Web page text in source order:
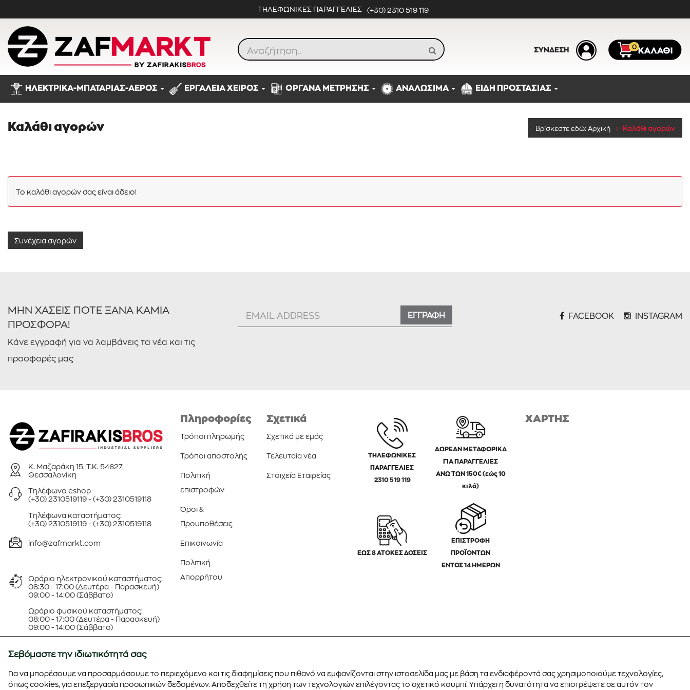
ΤΗΛΕΦΩΝΙΚΕΣ ΠΑΡΑΓΓΕΛΙΕΣ (+30) 2310 519 119
ΣΥΝΔΕΣΗ 0
Προϊόντα Κατηγορίες
ΗΛΕΚΤΡΙΚΑ-ΜΠΑΤΑΡΙΑΣ-ΑΕΡΟΣ ΕΡΓΑΛΕΙΑ ΧΕΙΡΟΣ ΟΡΓΑΝΑ ΜΕΤΡΗΣΗΣ ΑΝΑΛΩΣΙΜΑ ΕΙΔΗ ΠΡΟΣΤΑΣΙΑΣ
Καλάθι αγορών Βρίσκεστε εδώ: Αρχική Καλάθι αγορών
Το καλάθι αγορών σας είναι άδειο!
Συνέχεια αγορών
ΜΗΝ ΧΑΣΕΙΣ ΠΟΤΕ ΞΑΝΑ ΚΑΜΙΑ
ΠΡΟΣΦΟΡΑ!
Κάνε εγγραφή για να λαμβάνεις τα νέα και τις
προσφορές μας
ΕΓΓΡΑΦΗ FACEBOOK INSTAGRAM
Κ. Μαζαράκη 15, Τ.Κ. 54627,
Θεσσαλονίκη
Τηλέφωνo eshop
(+30) 2310519119- (+30) 2310519118
Τηλέφωνa καταστήματος:
(+30) 2310519119- (+30) 2310519118
info@zafmarkt.com
Ωράριο ηλεκτρονικού καταστήματος:
08:30 - 17:00 (Δευτέρα - Παρασκευή)
09:00 - 14:00 (Σάββατο)
Ωράριο φυσικού καταστήματος:
08:00 - 17:00 (Δευτέρα - Παρασκευή)
09:00 - 14:00 (Σάββατο)
Οι τιμές στο φυσικό μας κατάστημα
ενδέχεται να είναι διαφορετικές από
καταστήματος.
Πληροφορίες
Τρόποι πληρωμής
Τρόποι αποστολής
Πολιτική
επιστροφών
Όροι &
Προυποθέσεις
Επικοινωνία
Πολιτική
Απορρήτου
Σχετικά
Σχετικά με εμάς
Τελευταία νέα
Στοιχεία Εταιρείας
ΤΗΛΕΦΩΝΙΚΕΣ
ΠΑΡΑΓΓΕΛΙΕΣ
2310 519 119
ΔΩΡΕΑΝ ΜΕΤΑΦΟΡΙΚΑ
ΓΙΑ ΠΑΡΑΓΓΕΛΙΕΣ
ΑΝΩ ΤΩΝ 150€ (εώς 10
κιλά)
ΕΩΣ 8 ΑΤΟΚΕΣ ΔΟΣΕΙΣ
ΕΠΙΣΤΡΟΦΗ
ΠΡΟΪΟΝΤΩΝ
ΕΝΤΟΣ 14 ΗΜΕΡΩΝ
ΧΑΡΤΗΣ
Σεβόμαστε την ιδιωτικότητά σας
Για να μπορέσουμε να προσαρμόσουμε το περιεχόμενο και τις διαφημίσεις που πιθανό να εμφανίζονται στην ιστοσελίδα μας με βάση τα ενδιαφέροντά σας χρησιμοποιούμε τεχνολογίες,
όπως cookies, για επεξεργασία προσωπικών δεδομένων. Αποδεχθείτε τη χρήση των τεχνολογιών επιλέγοντας το σχετικό κουμπί. Υπάρχει η δυνατότητα να επιστρέψετε σε αυτόν τον